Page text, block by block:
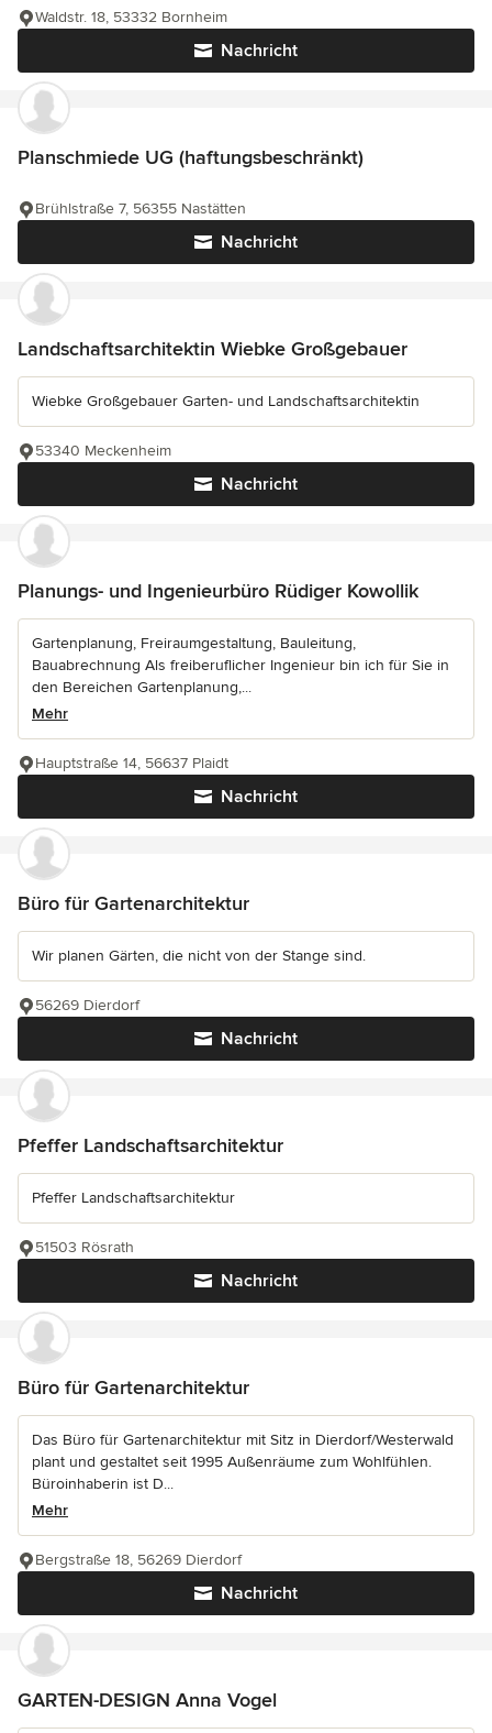
Nachricht
Waldstr. 18, 53332 Bornheim
Planschmiede UG (haftungsbeschränkt)
Nachricht
Brühlstraße 7, 56355 Nastätten
Landschaftsarchitektin Wiebke Großgebauer
Wiebke Großgebauer Garten- und Landschaftsarchitektin
Nachricht
53340 Meckenheim
Planungs- und Ingenieurbüro Rüdiger Kowollik
Gartenplanung, Freiraumgestaltung, Bauleitung,
Bauabrechnung Als freiberuflicher Ingenieur bin ich für Sie in
den Bereichen Gartenplanung,...
Mehr
Nachricht
Hauptstraße 14, 56637 Plaidt
Büro für Gartenarchitektur
Wir planen Gärten, die nicht von der Stange sind.
Nachricht
56269 Dierdorf
Pfeffer Landschaftsarchitektur
Pfeffer Landschaftsarchitektur
Nachricht
51503 Rösrath
Büro für Gartenarchitektur
Das Büro für Gartenarchitektur mit Sitz in Dierdorf/Westerwald
plant und gestaltet seit 1995 Außenräume zum Wohlfühlen.
Büroinhaberin ist D...
Mehr
Nachricht
Bergstraße 18, 56269 Dierdorf
GARTEN-DESIGN Anna Vogel